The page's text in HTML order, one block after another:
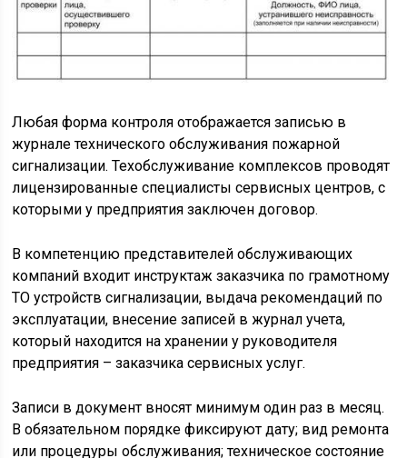
Любая форма контроля отображается записью в
журнале технического обслуживания пожарной
сигнализации. Техобслуживание комплексов проводят
лицензированные специалисты сервисных центров, с
которыми у предприятия заключен договор.
В компетенцию представителей обслуживающих
компаний входит инструктаж заказчика по грамотному
ТО устройств сигнализации, выдача рекомендаций по
эксплуатации, внесение записей в журнал учета,
который находится на хранении у руководителя
предприятия – заказчика сервисных услуг.
Записи в документ вносят минимум один раз в месяц.
В обязательном порядке фиксируют дату; вид ремонта
или процедуры обслуживания; техническое состояние